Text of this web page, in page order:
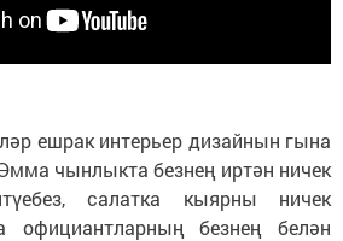
ешрак интерьер дизайнын гына
чынлыкта безнең иртән ничек
салатка кыярны ничек
официантларның безнең белән